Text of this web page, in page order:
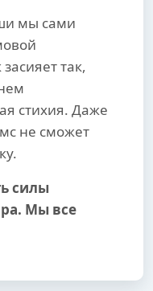
мы сами
так,
стихия. Даже
не сможет
силы
Мы все